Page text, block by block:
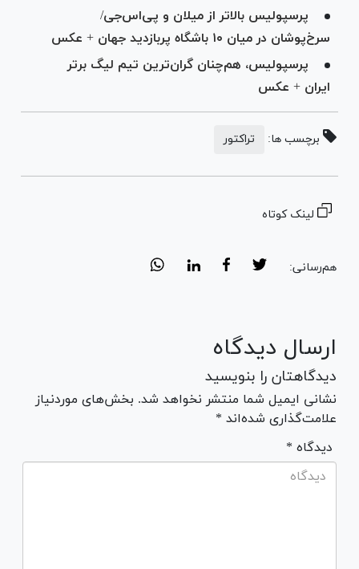
پرسپولیس بالاتر از میلان و پی‌اس‌جی/
سرخ‌پوشان در میان ۱۰ باشگاه پربازدید جهان + عکس
پرسپولیس، هم‌چنان گران‌ترین تیم لیگ برتر
ایران + عکس
برچسب ها: تراکتور
لینک کوتاه
هم‌رسانی:
ارسال دیدگاه
دیدگاهتان را بنویسید
نشانی ایمیل شما منتشر نخواهد شد. بخش‌های موردنیاز
علامت‌گذاری شده‌اند *
* دیدگاه